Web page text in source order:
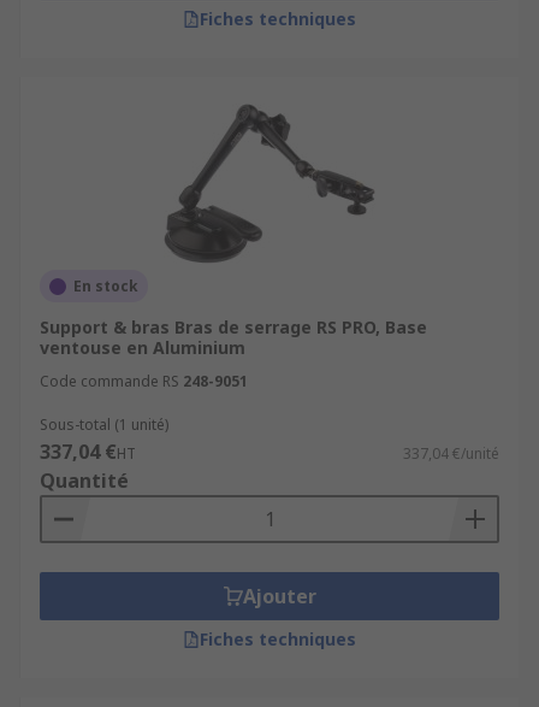
Fiches techniques
En stock
Support & bras Bras de serrage RS PRO, Base
ventouse en Aluminium
Code commande RS 248-9051
Sous-total (1 unité)
337,04 €HT 337,04 €/unité
Quantité
Ajouter
Fiches techniques